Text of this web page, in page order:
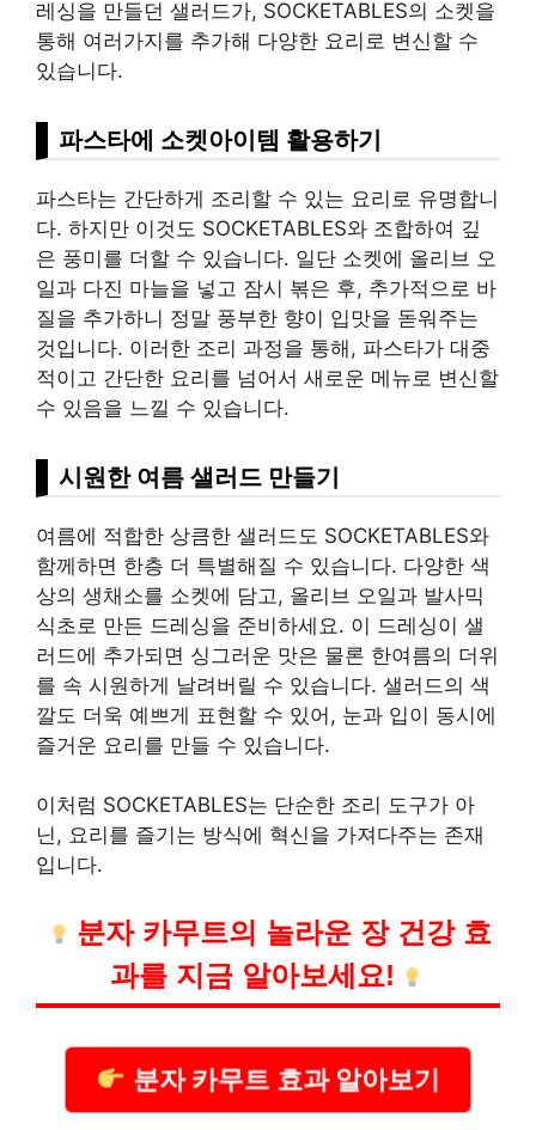
레싱을 만들던 샐러드가, SOCKETABLES의 소켓을
통해 여러가지를 추가해 다양한 요리로 변신할 수
있습니다.
파스타에 소켓아이템 활용하기
파스타는 간단하게 조리할 수 있는 요리로 유명합니
다. 하지만 이것도 SOCKETABLES와 조합하여 깊
은 풍미를 더할 수 있습니다. 일단 소켓에 올리브 오
일과 다진 마늘을 넣고 잠시 볶은 후, 추가적으로 바
질을 추가하니 정말 풍부한 향이 입맛을 돋워주는
것입니다. 이러한 조리 과정을 통해, 파스타가 대중
적이고 간단한 요리를 넘어서 새로운 메뉴로 변신할
수 있음을 느낄 수 있습니다.
시원한 여름 샐러드 만들기
여름에 적합한 상큼한 샐러드도 SOCKETABLES와
함께하면 한층 더 특별해질 수 있습니다. 다양한 색
상의 생채소를 소켓에 담고, 올리브 오일과 발사믹
식초로 만든 드레싱을 준비하세요. 이 드레싱이 샐
러드에 추가되면 싱그러운 맛은 물론 한여름의 더위
를 속 시원하게 날려버릴 수 있습니다. 샐러드의 색
깔도 더욱 예쁘게 표현할 수 있어, 눈과 입이 동시에
즐거운 요리를 만들 수 있습니다.
이처럼 SOCKETABLES는 단순한 조리 도구가 아
닌, 요리를 즐기는 방식에 혁신을 가져다주는 존재
입니다.
분자 카무트의 놀라운 장 건강 효
과를 지금 알아보세요!
분자 카무트 효과 알아보기